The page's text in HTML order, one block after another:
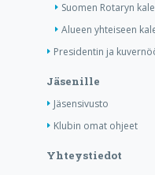
Suomen Rotaryn
Alueen yhteiseen
Presidentin ja
Jäsenille
Jäsensivusto
Klubin omat ohjeet
Yhteystiedot